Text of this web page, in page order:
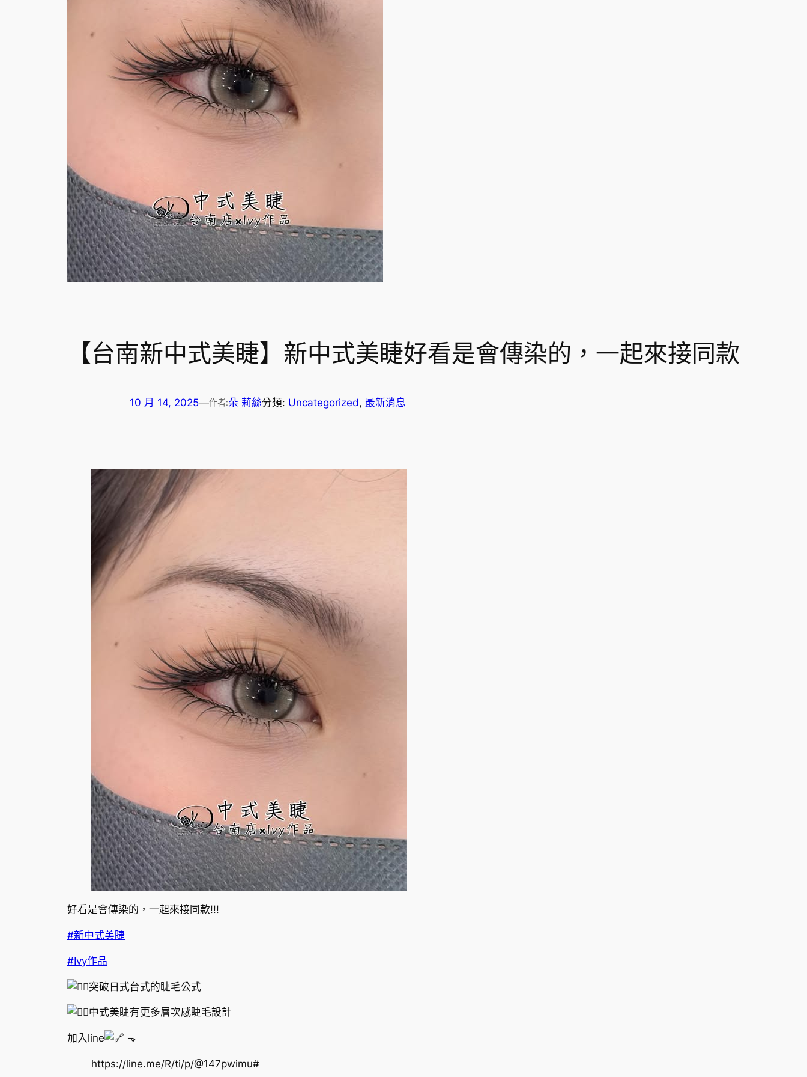
【台南新中式美睫】新中式美睫好看是會傳染的，一起來接同款
10 月 14, 2025—作者:朵 莉絲分類: Uncategorized, 最新消息
好看是會傳染的，一起來接同款!!!
#新中式美睫
#Ivy作品
突破日式台式的睫毛公式
中式美睫有更多層次感睫毛設計
加入line ⬎
https://line.me/R/ti/p/@147pwimu#